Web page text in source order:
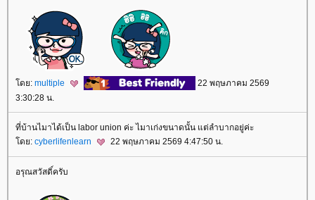
ดย: multiple
22 พฤษภาคม 2569
3:30:28 น.
ที่บ้านไมาได้เป็น labor union ค่ะ ไมาเก่งขนาดนั้น แต่ลำบากอยู่ค่ะ
ดย: cyberlifenlearn 22 พฤษภาคม 2569 4:47:50 น.
อรุณสวัสดิ์ครับ